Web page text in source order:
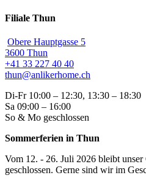
Filiale Thun
Obere Hauptgasse 5
3600 Thun
+41 33 227 40 40
thun@anlikerhome.ch
Di-Fr 10:00 – 12:30, 13:30 – 18:30
Sa 09:00 – 16:00
So & Mo geschlossen
Sommerferien in Thun
Vom 12. - 26. Juli 2026 bleibt
geschlossen. Gerne sind wir im